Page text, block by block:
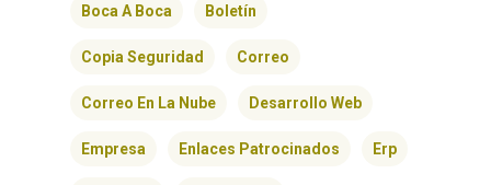
Boca A Boca Boletín
Copia Seguridad Correo
Correo En La Nube Desarrollo Web
Empresa Enlaces Patrocinados Erp